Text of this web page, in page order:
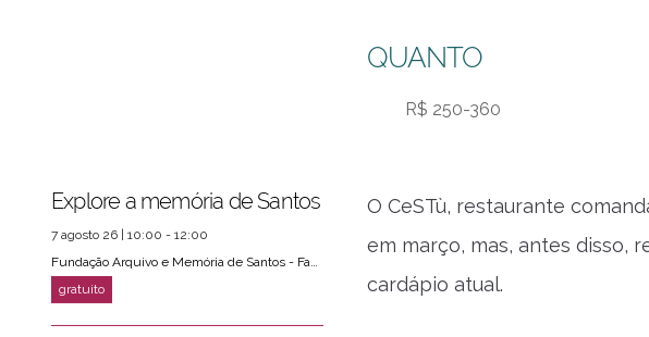
QUANTO
R$ 250-360
O CeSTù, restaurante
em março, mas, antes disso,
cardápio atual.
Explore a memória de Santos
7 agosto 26 | 10:00 - 12:00
Fundação Arquivo e Memória de Santos - Fams